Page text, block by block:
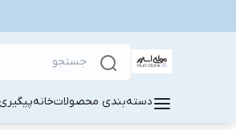
دسته‌بندی محصولاتخانه